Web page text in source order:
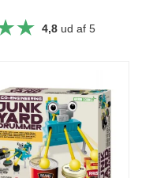
4,8ud af 5